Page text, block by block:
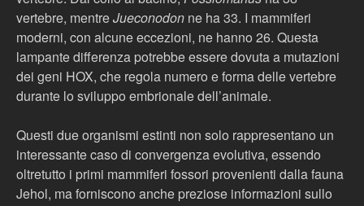
vertebre, mentreJueconodon ne ha 33. I mammiferi
moderni, con alcune eccezioni, ne hanno 26. Questa
lampante differenza potrebbe essere dovuta a mutazioni
dei geni HOX, che regola numero e forma delle vertebre
durante lo sviluppo embrionale dell’animale.
Questi due organismi estinti non solo rappresentano un
interessante caso di convergenza evolutiva, essendo
oltretutto i primi mammiferi fossori provenienti dalla fauna
Jehol, ma forniscono anche preziose informazioni sullo